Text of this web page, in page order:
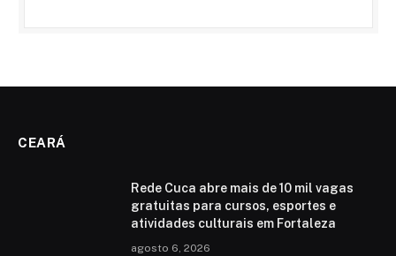
CEARÁ
Rede Cuca abre mais de 10 mil vagas
gratuitas para cursos, esportes e
atividades culturais em Fortaleza
agosto 6, 2026